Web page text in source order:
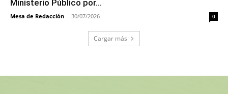
Ministerio Público por...
Mesa de Redacción - 30/07/2026 0
Cargar más